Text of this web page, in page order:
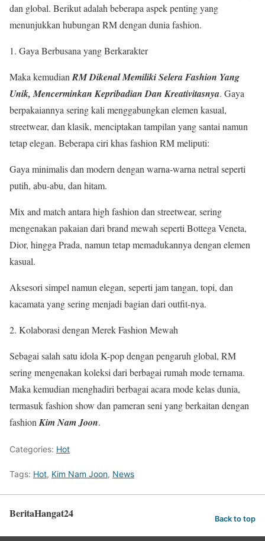
dan global. Berikut adalah beberapa aspek penting yang
menunjukkan hubungan RM dengan dunia fashion.
Gaya Berbusana yang Berkarakter
Maka kemudianRM Dikenal Memiliki Selera Fashion Yang
Unik, Mencerminkan Kepribadian Dan Kreativitasnya. Gaya
berpakaiannya sering kali menggabungkan elemen kasual,
streetwear, dan klasik, menciptakan tampilan yang santai namun
tetap elegan. Beberapa ciri khas fashion RM meliputi:
Gaya minimalis dan modern dengan warna-warna netral seperti
putih, abu-abu, dan hitam.
Mix and match antara high fashion dan streetwear, sering
mengenakan pakaian dari brand mewah seperti Bottega Veneta,
Dior, hingga Prada, namun tetap memadukannya dengan elemen
kasual.
Aksesori simpel namun elegan, seperti jam tangan, topi, dan
kacamata yang sering menjadi bagian dari outfit-nya.
Kolaborasi dengan Merek Fashion Mewah
Sebagai salah satu idola K-pop dengan pengaruh global, RM
sering mengenakan koleksi dari berbagai rumah mode ternama.
Maka kemudian menghadiri berbagai acara mode kelas dunia,
termasuk fashion show dan pameran seni yang berkaitan dengan
fashionKim Nam Joon.
Categories: Hot
Tags: Hot, Kim Nam Joon, News
BeritaHangat24 Back to top